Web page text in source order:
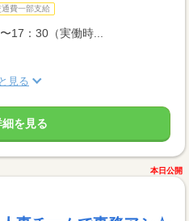
通費一部支給
17：30（実働時...
見る
を見る
本日公開